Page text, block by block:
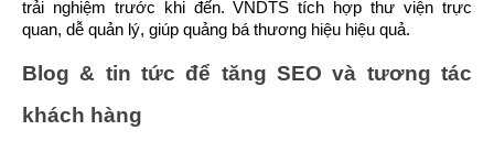
trải nghiệm trước khi đến. VNDTS tích hợp thư viện trực
quan, dễ quản lý, giúp quảng bá thương hiệu hiệu quả.
Blog & tin tức để tăng SEO và tương tác
khách hàng